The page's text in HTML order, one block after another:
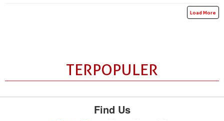
Load More
TERPOPULER
Find Us